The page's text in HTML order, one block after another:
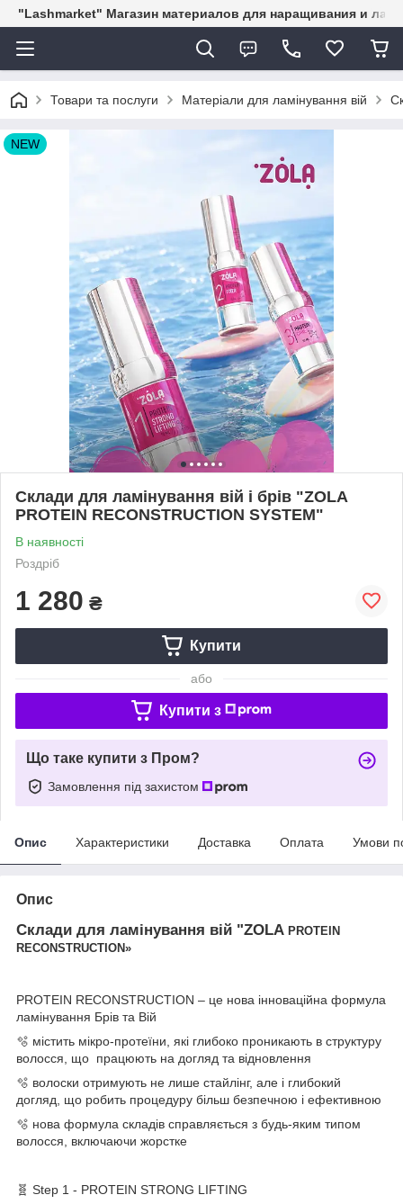
"Lashmarket" Магазин материалов для наращивания и
Товари та послуги Матеріали для ламінування вій
NEW
Склади для ламінування вій і брів "ZOLA
PROTEIN RECONSTRUCTION SYSTEM"
В наявності
Роздріб
1 280 ₴
Купити
або
Купити з
Що таке купити з Пром?
Замовлення під захистом
Опис Характеристики Доставка Оплата Умови
Опис
Склади для ламінування вій "ZOLA PROTEIN
RECONSTRUCTION»
PROTEIN RECONSTRUCTION – це нова інноваційна формула
ламінування Брів та Вій
🫧 містить мікро-протеїни, які глибоко проникають в структуру
волосся, що працюють на догляд та відновлення
🫧 волоски отримують не лише стайлінг, але і глибокий
догляд, що робить процедуру більш безпечною і ефективною
🫧 нова формула складів справляється з будь-яким типом
волосся, включаючи жорстке
🧬 Step 1 - PROTEIN STRONG LIFTING